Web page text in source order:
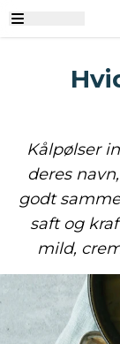
Kålpølser
deres
godt
saft og
mild,